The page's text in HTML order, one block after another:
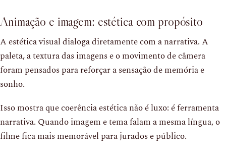
Animação e imagem: estética com propósito
A estética visual dialoga diretamente com a narrativa. A
paleta, a textura das imagens e o movimento de câmera
foram pensados para reforçar a sensação de memória e
sonho.
Isso mostra que coerência estética não é luxo: é ferramenta
narrativa. Quando imagem e tema falam a mesma língua, o
filme fica mais memorável para jurados e público.